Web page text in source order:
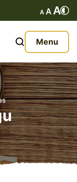
Menu